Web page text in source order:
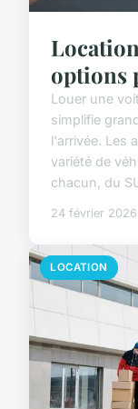
options
Louer une
simplifie
l'arrivée. Les
variété de
chacun, du
24 février 2026
LOCATION